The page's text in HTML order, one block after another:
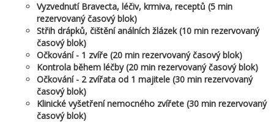
Vyzvednutí Bravecta, léčiv, krmiva, receptů (5 min
rezervovaný časový blok)
Střih drápků, čištění análních žlázek (10 min rezervovaný
časový blok)
Očkování - 1 zvíře (20 min rezervovaný časový blok)
Kontrola během léčby (20 min rezervovaný časový blok)
Očkování - 2 zvířata od 1 majitele (30 min rezervovaný
časový blok)
Klinické vyšetření nemocného zvířete (30 min rezervovaný
časový blok)